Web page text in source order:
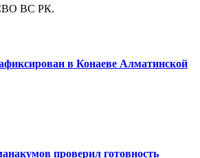
ВС РК.
в Конаеве Алматинской
проверил готовность